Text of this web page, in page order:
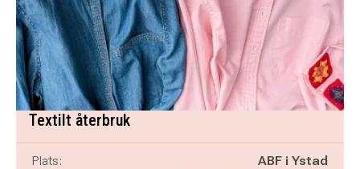
Textilt återbruk
Plats:
ABF i Ystad